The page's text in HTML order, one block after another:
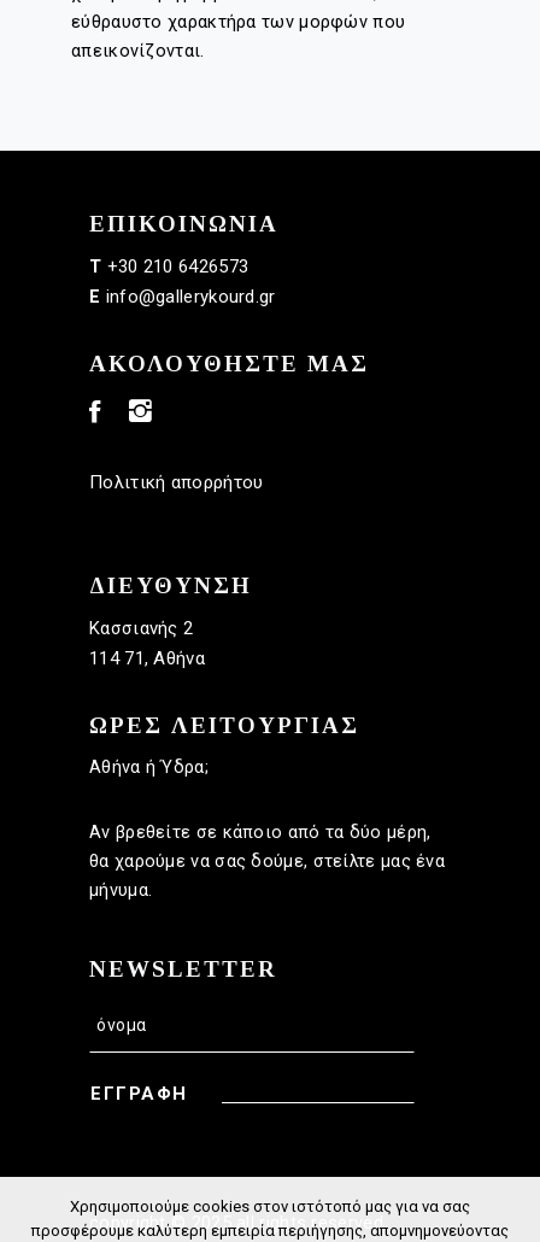
εύθραυστο χαρακτήρα των μορφών που
απεικονίζονται.
ΕΠΙΚΟΙΝΩΝΙΑ
T +30 210 6426573
E info@gallerykourd.gr
ΑΚΟΛΟΥΘΗΣΤΕ ΜΑΣ
Πολιτική απορρήτου
ΔΙΕΥΘΥΝΣΗ
Κασσιανής 2
114 71, Αθήνα
ΩΡΕΣ ΛΕΙΤΟΥΡΓΙΑΣ
Αθήνα ή Ύδρα;
Αν βρεθείτε σε κάποιο από τα δύο μέρη,
θα χαρούμε να σας δούμε, στείλτε μας ένα
μήνυμα.
NEWSLETTER
ΕΓΓΡΑΦΗ
copyright © 2025 all rights reserved
Χρησιμοποιούμε cookies στον ιστότοπό μας για να σας
προσφέρουμε καλύτερη εμπειρία περιήγησης, απομνημονεύοντας